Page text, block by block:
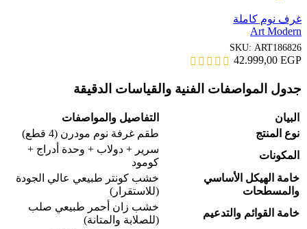
غرف نوم كاملة
Art Modern
SKU: ART186826
42.999,00 EGP
جدول المواصفات الفنية والقياسات الدقيقة
البيان
التفاصيل والمواصفات
نوع المنتج
طقم غرفة نوم مودرن (4 قطع)
المكونات
سرير + دولاب + وحدة أدراج +
كومود
خامة الهيكل الأساسي
والمسطحات
خشب كونتر طبيعي عالي الجودة
(للاستقرار)
خامة القوائم والتدعيم
خشب زان أحمر طبيعي صلب
(للصلابة والمتانة)